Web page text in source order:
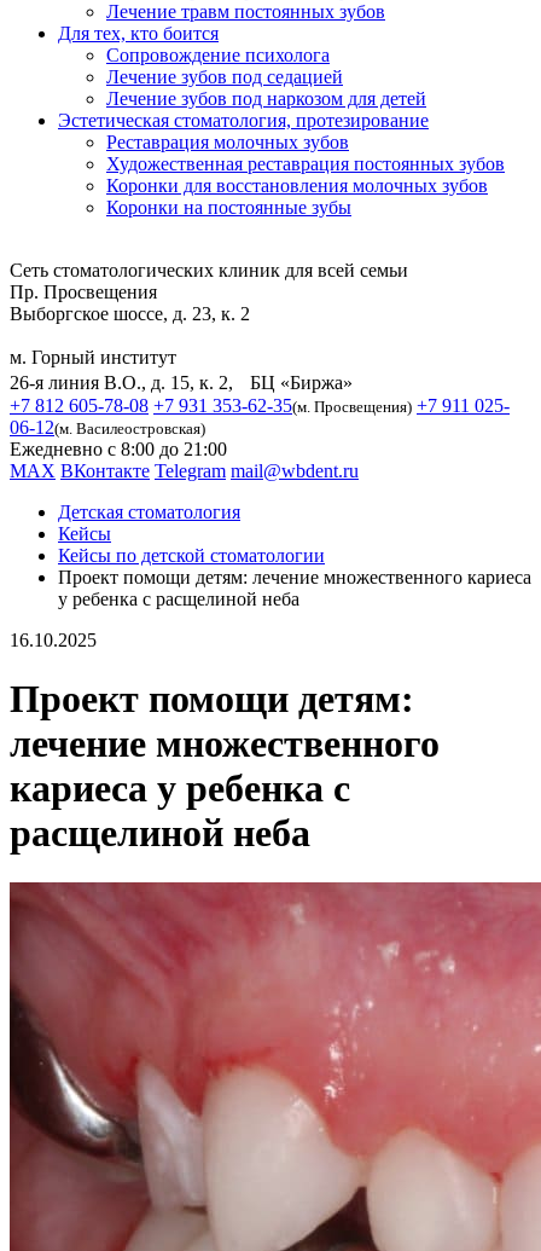
Лечение травм постоянных зубов
Для тех, кто боится
Сопровождение психолога
Лечение зубов под седацией
Лечение зубов под наркозом для детей
Эстетическая стоматология, протезирование
Реставрация молочных зубов
Художественная реставрация постоянных зубов
Коронки для восстановления молочных зубов
Коронки на постоянные зубы
Сеть стоматологических клиник для всей семьи
Пр. Просвещения
Выборгское шоссе, д. 23, к. 2
м. Горный институт
26-я линия В.О., д. 15, к. 2, БЦ «Биржа»
+7 812 605-78-08 +7 931 353-62-35(м. Просвещения) +7 911 025-
06-12(м. Василеостровская)
Ежедневно с 8:00 до 21:00
MAX ВКонтакте Telegram mail@wbdent.ru
Детская стоматология
Кейсы
Кейсы по детской стоматологии
Проект помощи детям: лечение множественного кариеса
у ребенка с расщелиной неба
16.10.2025
Проект помощи детям:
лечение множественного
кариеса у ребенка с
расщелиной неба